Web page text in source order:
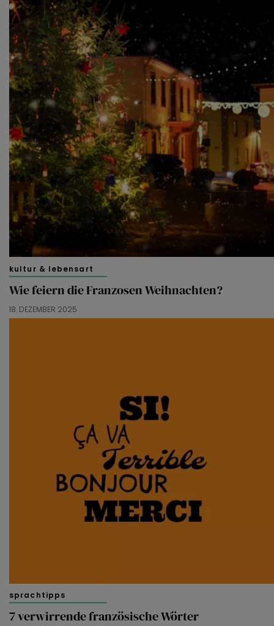
kultur & lebensart
Wie feiern die Franzosen Weihnachten?
18. DEZEMBER 2025
sprachtipps
7 verwirrende französische Wörter